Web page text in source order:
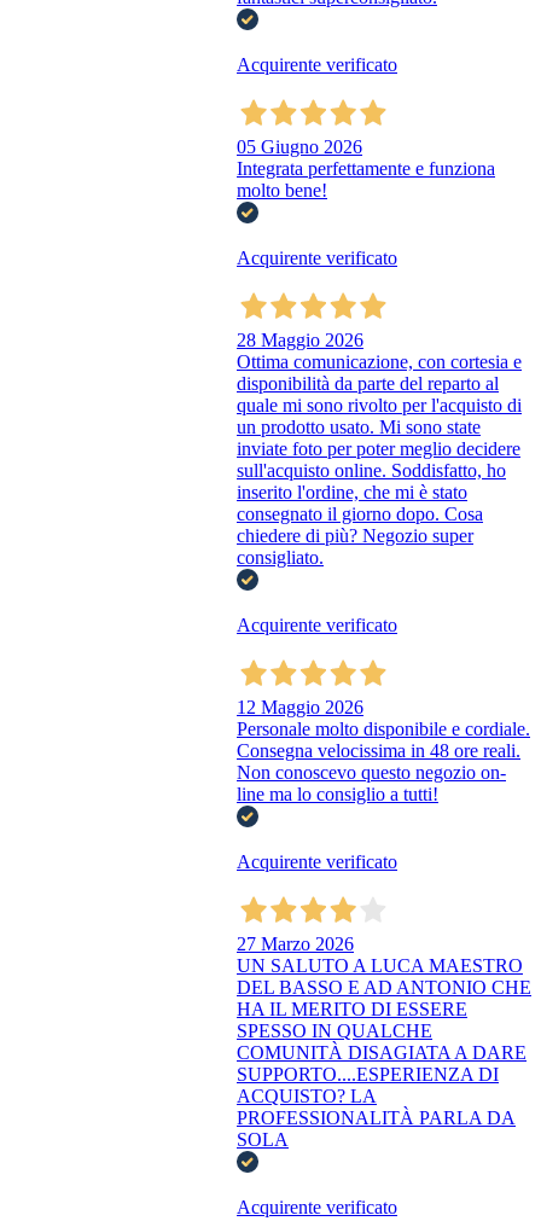
Acquirente verificato
05 Giugno 2026
Integrata perfettamente e funziona
molto bene!
Acquirente verificato
28 Maggio 2026
Ottima comunicazione, con cortesia e
disponibilità da parte del reparto al
quale mi sono rivolto per l'acquisto di
un prodotto usato. Mi sono state
inviate foto per poter meglio decidere
sull'acquisto online. Soddisfatto, ho
inserito l'ordine, che mi è stato
consegnato il giorno dopo. Cosa
chiedere di più? Negozio super
consigliato.
Acquirente verificato
12 Maggio 2026
Personale molto disponibile e cordiale.
Consegna velocissima in 48 ore reali.
Non conoscevo questo negozio on-
line ma lo consiglio a tutti!
Acquirente verificato
27 Marzo 2026
UN SALUTO A LUCA MAESTRO
DEL BASSO E AD ANTONIO CHE
HA IL MERITO DI ESSERE
SPESSO IN QUALCHE
COMUNITÀ DISAGIATA A DARE
SUPPORTO....ESPERIENZA DI
ACQUISTO? LA
PROFESSIONALITÀ PARLA DA
SOLA
Acquirente verificato